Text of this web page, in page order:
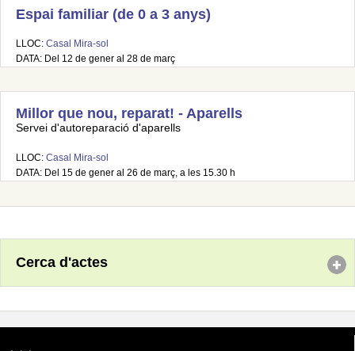
Espai familiar (de 0 a 3 anys)
LLOC: Casal Mira-sol
DATA: Del 12 de gener al 28 de març
Millor que nou, reparat! - Aparells
Servei d'autoreparació d'aparells
LLOC: Casal Mira-sol
DATA: Del 15 de gener al 26 de març, a les 15.30 h
Cerca d'actes